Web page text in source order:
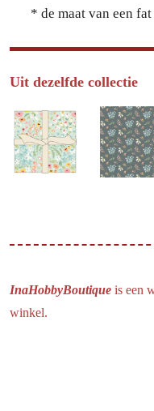
* de maat van een
Uit dezelfde collectie
InaHobbyBoutique is een
winkel.